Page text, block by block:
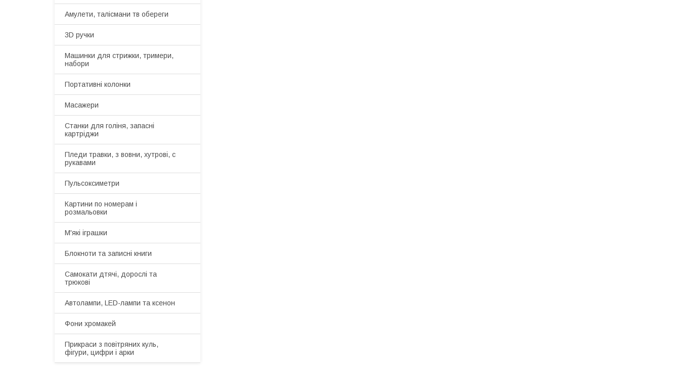
Амулети, талісмани тв обереги
3D ручки
Машинки для стрижки, тримери,
набори
Портативні колонки
Масажери
Станки для голіня, запасні
картріджи
Пледи травки, з вовни, хутрові, с
рукавами
Пульсоксиметри
Картини по номерам і
розмальовки
М'які іграшки
Блокноти та записні книги
Самокати дтячі, дорослі та
трюкові
Автолампи, LED-лампи та ксенон
Фони хромакей
Прикраси з повітряних куль,
фігури, цифри і арки